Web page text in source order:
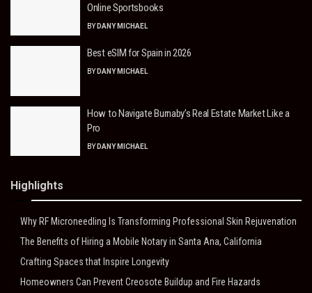
Online Sportsbooks
BY DANY MICHAEL
Best eSIM for Spain in 2026
BY DANY MICHAEL
How to Navigate Burnaby’s Real Estate Market Like a
Pro
BY DANY MICHAEL
Highlights
Why RF Microneedling Is Transforming Professional Skin Rejuvenation
The Benefits of Hiring a Mobile Notary in Santa Ana, California
Crafting Spaces that Inspire Longevity
Homeowners Can Prevent Creosote Buildup and Fire Hazards